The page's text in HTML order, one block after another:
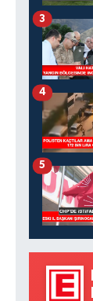
3
4
5